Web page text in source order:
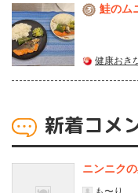
3 鮭のム
健康おき
新着コメ
ニンニク